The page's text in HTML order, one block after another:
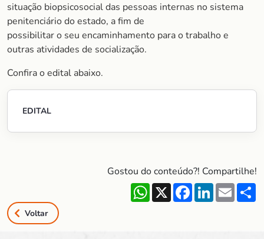
situação biopsicosocial das pessoas internas no sistema
penitenciário do estado, a fim de
possibilitar o seu encaminhamento para o trabalho e
outras atividades de socialização.
Confira o edital abaixo.
EDITAL
Gostou do conteúdo?! Compartilhe!
WhatsApp
X FacebookLinkedIn
Email
Voltar